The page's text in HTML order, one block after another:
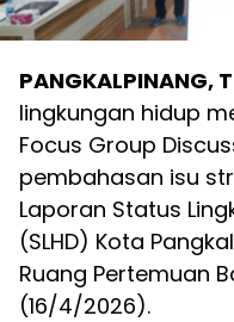
PANGKALPINANG,
lingkungan hidup
Focus Group
pembahasan isu
Laporan Status
(SLHD) Kota
Ruang Pertemuan
(16/4/2026).